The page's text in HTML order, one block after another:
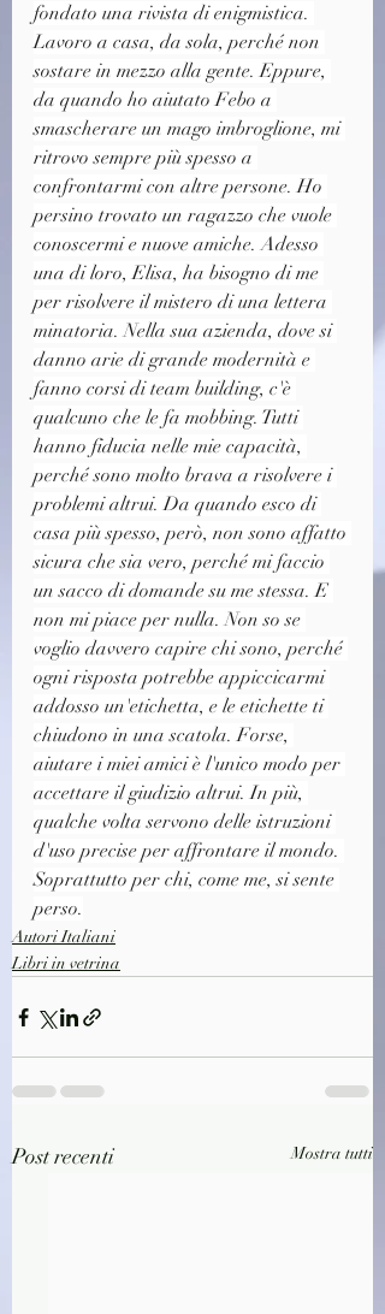
fondato una rivista di enigmistica.
Lavoro a casa, da sola, perché non
sostare in mezzo alla gente. Eppure,
da quando ho aiutato Febo a
smascherare un mago imbroglione, mi
ritrovo sempre più spesso a
confrontarmi con altre persone. Ho
persino trovato un ragazzo che vuole
conoscermi e nuove amiche. Adesso
una di loro, Elisa, ha bisogno di me
per risolvere il mistero di una lettera
minatoria. Nella sua azienda, dove si
danno arie di grande modernità e
fanno corsi di team building, c'è
qualcuno che le fa mobbing. Tutti
hanno fiducia nelle mie capacità,
perché sono molto brava a risolvere i
problemi altrui. Da quando esco di
casa più spesso, però, non sono affatto
sicura che sia vero, perché mi faccio
un sacco di domande su me stessa. E
non mi piace per nulla. Non so se
voglio davvero capire chi sono, perché
ogni risposta potrebbe appiccicarmi
addosso un'etichetta, e le etichette ti
chiudono in una scatola. Forse,
aiutare i miei amici è l'unico modo per
accettare il giudizio altrui. In più,
qualche volta servono delle istruzioni
d'uso precise per affrontare il mondo.
Soprattutto per chi, come me, si sente
perso.
Autori Italiani
Libri in vetrina
Post recenti Mostra tutti